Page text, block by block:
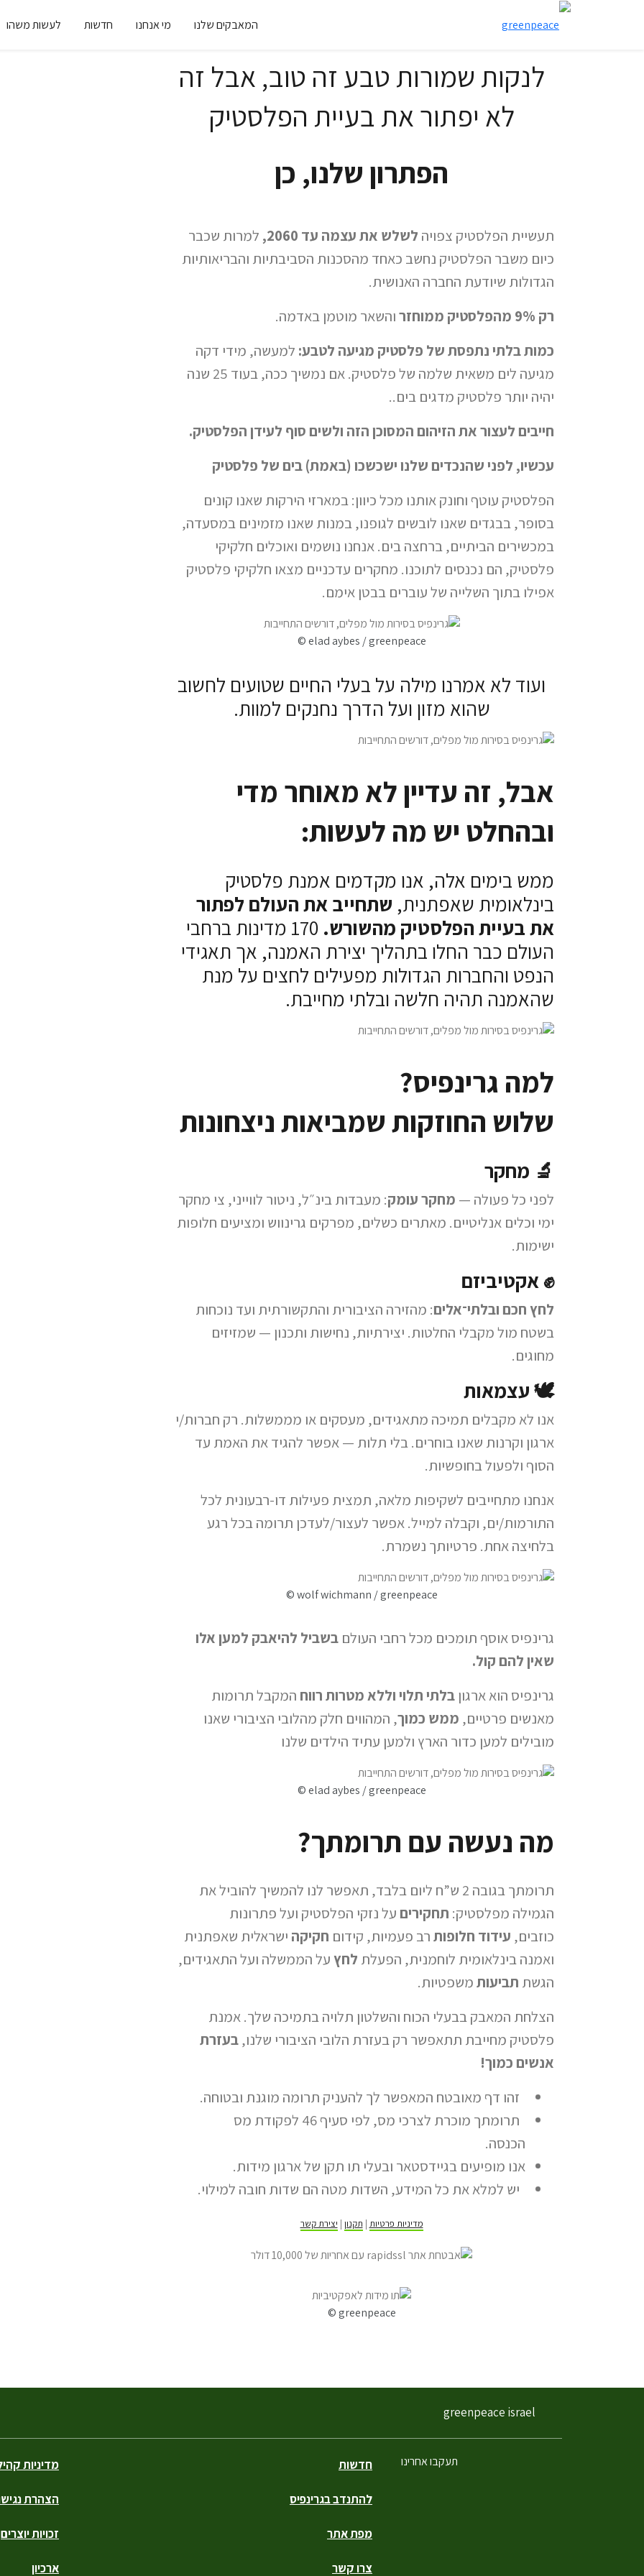
המאבקים שלנו מי אנחנו חדשות לעשות משהו
לנקות שמורות טבע זה טוב, אבל זה
לא יפתור את בעיית הפלסטיק
הפתרון שלנו, כן
תעשיית הפלסטיק צפויה לשלש את עצמה עד 2060,
למרות שכבר
כיום משבר הפלסטיק נחשב כאחד מהסכנות הסביבתיות והבריאותיות
הגדולות שיודעת החברה האנושית.
רק 9% מהפלסטיק ממוחזר
והשאר מוטמן באדמה.
כמות בלתי נתפסת של פלסטיק מגיעה לטבע: למעשה, מידי דקה
מגיעה לים משאית שלמה של פלסטיק. אם נמשיך ככה, בעוד 25 שנה
יהיה יותר פלסטיק מדגים בים..
חייבים לעצור את הזיהום המסוכן הזה ולשים סוף לעידן הפלסטיק.
עכשיו, לפני שהנכדים שלנו ישכשכו (באמת) בים של פלסטיק
הפלסטיק עוטף וחונק אותנו מכל כיוון: במארזי הירקות שאנו קונים
בסופר, בבגדים שאנו לובשים לגופנו, במנות שאנו מזמינים במסעדה,
במכשירים הביתיים, ברחצה בים. אנחנו נושמים ואוכלים חלקיקי
פלסטיק, הם נכנסים לתוכנו. מחקרים עדכניים מצאו חלקיקי פלסטיק
אפילו בתוך השלייה של עוברים בבטן אימם.
© elad aybes / greenpeace
ועוד לא אמרנו מילה על בעלי החיים שטועים לחשוב
שהוא מזון ועל הדרך נחנקים למוות.
אבל, זה עדיין לא מאוחר מדי
ובהחלט יש מה לעשות:
ממש בימים אלה, אנו מקדמים אמנת פלסטיק
בינלאומית שאפתנית, שתחייב את העולם לפתור
את בעיית הפלסטיק מהשורש.
170 מדינות ברחבי
העולם כבר החלו בתהליך יצירת האמנה, אך תאגידי
הנפט והחברות הגדולות מפעילים לחצים על מנת
שהאמנה תהיה חלשה ובלתי מחייבת.
למה גרינפיס?
שלוש החוזקות שמביאות ניצחונות
🔬 מחקר
לפני כל פעולה — מחקר עומק: מעבדות בינ״ל, ניטור לווייני, צי מחקר
ימי וכלים אנליטיים. מאתרים כשלים, מפרקים גרינווש ומציעים חלופות
ישימות.
✊ אקטיביזם
לחץ חכם ובלתי־אלים: מהזירה הציבורית והתקשורתית ועד נוכחות
בשטח מול מקבלי החלטות. יצירתיות, נחישות ותכנון — שמזיזים
מחוגים.
🕊️ עצמאות
אנו לא מקבלים תמיכה מתאגידים, מעסקים או מממשלות. רק חברות/י
ארגון וקרנות שאנו בוחרים. בלי תלות — אפשר להגיד את האמת עד
הסוף ולפעול בחופשיות.
אנחנו מתחייבים לשקיפות מלאה, תמצית פעילות דו-רבעונית לכל
התורמות/ים, וקבלה למייל. אפשר לעצור/לעדכן תרומה בכל רגע
בלחיצה אחת. פרטיותך נשמרת.
© wolf wichmann / greenpeace
גרינפיס אוסף תומכים מכל רחבי העולם בשביל להיאבק למען אלו
שאין להם קול.
גרינפיס הוא ארגוןבלתי תלוי וללא מטרות רווח המקבל תרומות
מאנשים פרטיים, ממש כמוך, המהווים חלק מהלובי הציבורי שאנו
מובילים למען כדור הארץ ולמען עתיד הילדים שלנו
© elad aybes / greenpeace
מה נעשה עם תרומתך?
תרומתך בגובה 2 ש”ח ליום בלבד, תאפשר לנו להמשיך להוביל את
הגמילה מפלסטיק: תחקירים על נזקי הפלסטיק ועל פתרונות
כוזבים, עידוד חלופותרב פעמיות, קידום חקיקה ישראלית שאפתנית
ואמנה בינלאומית לוחמנית, הפעלת לחץעל הממשלה ועל התאגידים,
הגשת תביעותמשפטיות.
הצלחת המאבק בבעלי הכוח והשלטון תלויה בתמיכה שלך. אמנת
פלסטיק מחייבת תתאפשר רק בעזרת הלובי הציבורי שלנו,בעזרת
אנשים כמוך!
זהו דף מאובטח המאפשר לך להעניק תרומה מוגנת ובטוחה.
תרומתך מוכרת לצרכי מס, לפי סעיף 46 לפקודת מס
הכנסה.
אנו מופיעים בגיידסטאר ובעלי תו תקן של ארגון מידות.
יש למלא את כל המידע, השדות מטה הם שדות חובה למילוי.
מדיניות פרטיות | תקנון | יצירת קשר
© greenpeace
תעקבו אחרינו חדשות
להתנדב בגרינפיס
מפת אתר
צרו קשר
מדיניות
הצהרת
זכויות יוצרים
ארכיון